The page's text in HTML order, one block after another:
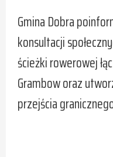
Gmina Dobra
konsultacji
ścieżki rowerowej
Grambow oraz
przejścia